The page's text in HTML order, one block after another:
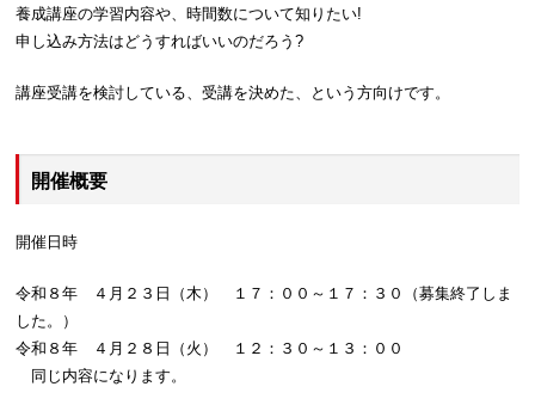
養成講座の学習内容や、時間数について知りたい!
申し込み方法はどうすればいいのだろう?
講座受講を検討している、受講を決めた、という方向けです。
開催概要
開催日時
令和８年 ４月２３日（木） １７：００～１７：３０（募集終了しま
した。）
令和８年 ４月２８日（火） １２：３０～１３：００
同じ内容になります。